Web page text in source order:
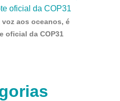
aos oceanos, é
oficial da COP31